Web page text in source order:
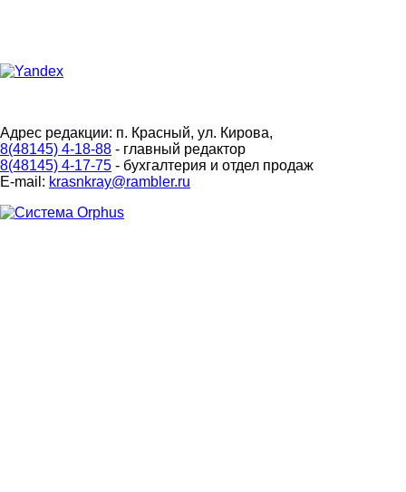
Адрес редакции: п. Красный, ул. Кирова,
8(48145) 4-18-88 - главный редактор
8(48145) 4-17-75 - бухгалтерия и отдел продаж
E-mail: krasnkray@rambler.ru